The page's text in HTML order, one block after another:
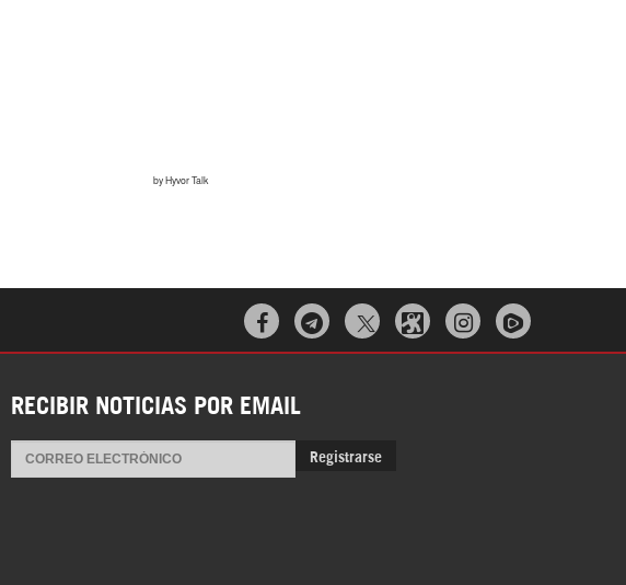
  
RECIBIR NOTICIAS POR EMAIL
Registrarse